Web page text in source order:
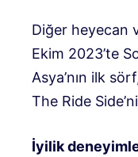
Diğer heyecan
Ekim 2023’te
Asya’nın ilk
The Ride
İyilik